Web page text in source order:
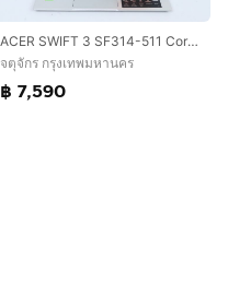
ACER SWIFT 3 SF314-511 Core i5-1135G7 Ram8.512GB
จตุจักร กรุงเทพมหานคร
฿ 7,590